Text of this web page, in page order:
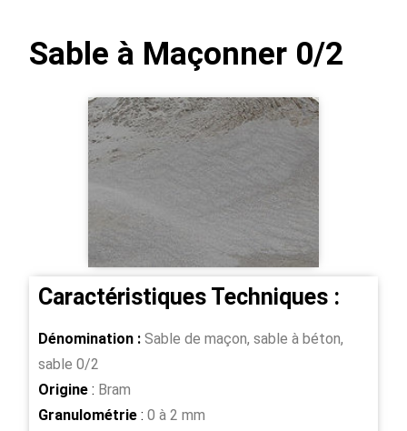
Sable à Maçonner 0/2
Caractéristiques Techniques :
Dénomination : Sable de maçon, sable à béton,
sable 0/2
Origine : Bram
Granulométrie : 0 à 2 mm